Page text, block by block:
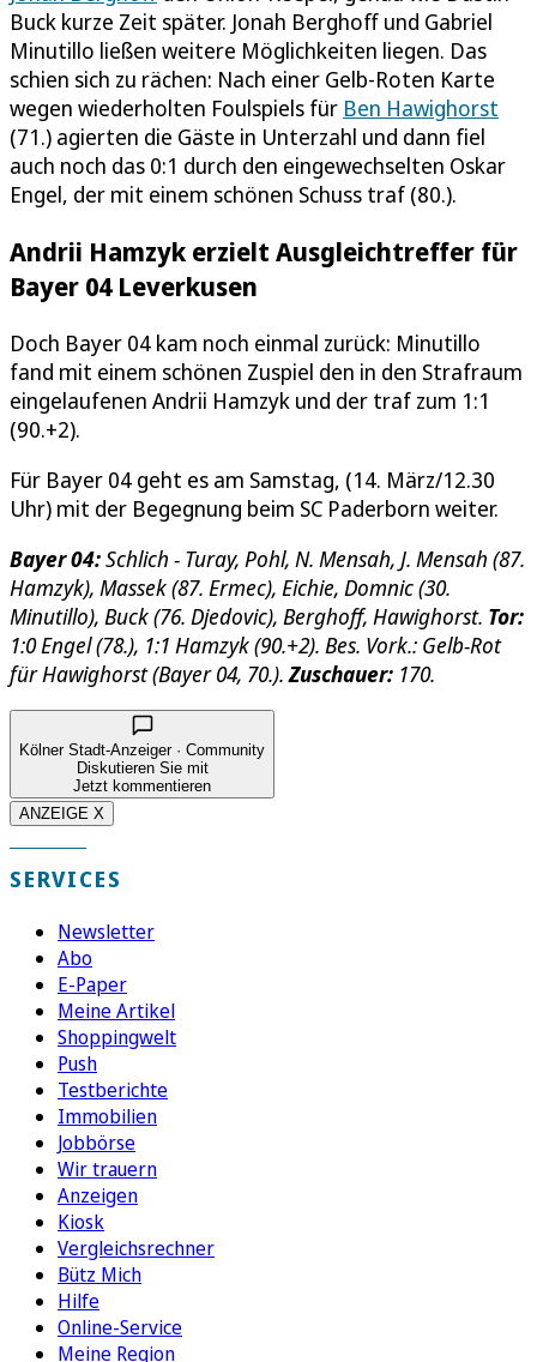
Buck kurze Zeit später. Jonah Berghoff und Gabriel
Minutillo ließen weitere Möglichkeiten liegen. Das
schien sich zu rächen: Nach einer Gelb-Roten Karte
wegen wiederholten Foulspiels für Ben Hawighorst
(71.) agierten die Gäste in Unterzahl und dann fiel
auch noch das 0:1 durch den eingewechselten Oskar
Engel, der mit einem schönen Schuss traf (80.).
Andrii Hamzyk erzielt Ausgleichtreffer für
Bayer 04 Leverkusen
Doch Bayer 04 kam noch einmal zurück: Minutillo
fand mit einem schönen Zuspiel den in den Strafraum
eingelaufenen Andrii Hamzyk und der traf zum 1:1
(90.+2).
Für Bayer 04 geht es am Samstag, (14. März/12.30
Uhr) mit der Begegnung beim SC Paderborn weiter.
Bayer 04:Schlich - Turay, Pohl, N. Mensah, J. Mensah (87.
Hamzyk), Massek (87. Ermec), Eichie, Domnic (30.
Minutillo), Buck (76. Djedovic), Berghoff, Hawighorst. Tor:
1:0 Engel (78.), 1:1 Hamzyk (90.+2). Bes. Vork.: Gelb-Rot
für Hawighorst (Bayer 04, 70.).Zuschauer: 170.
Kölner Stadt-Anzeiger · Community
Diskutieren Sie mit
Jetzt kommentieren
ANZEIGE X
SERVICES
Newsletter
Abo
E-Paper
Meine Artikel
Shoppingwelt
Push
Testberichte
Immobilien
Jobbörse
Wir trauern
Anzeigen
Kiosk
Vergleichsrechner
Bütz Mich
Hilfe
Online-Service
Meine Region